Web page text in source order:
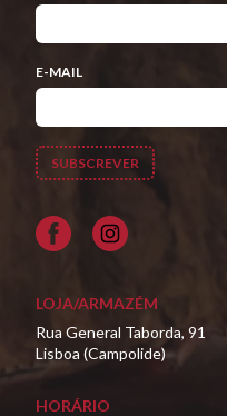
E-MAIL
Facebook
LOJA/ARMAZÉM
Rua General Taborda, 91
Lisboa (Campolide)
HORÁRIO